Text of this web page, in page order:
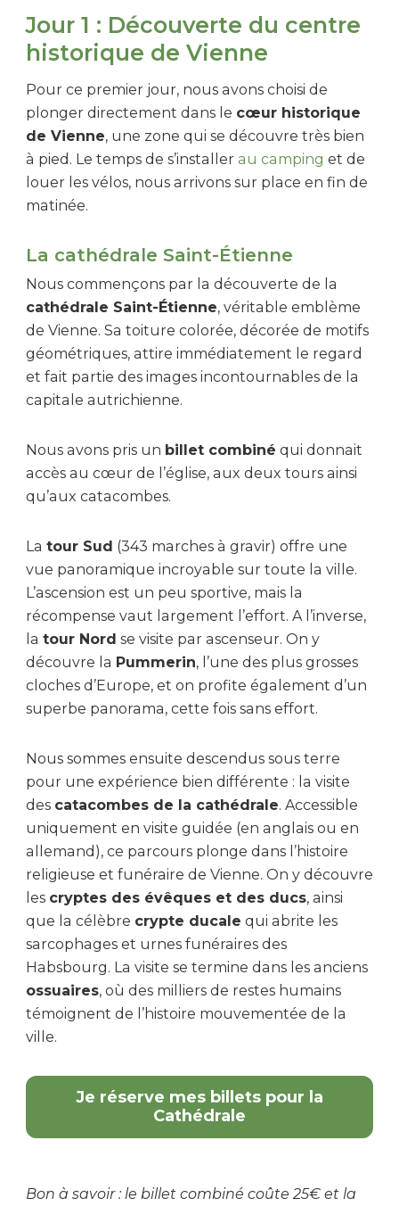
Jour 1 : Découverte du centre
historique de Vienne
Pour ce premier jour, nous avons choisi de
plonger directement dans le cœur historique
de Vienne, une zone qui se découvre très bien
à pied. Le temps de s’installer au camping et de
louer les vélos, nous arrivons sur place en fin de
matinée.
La cathédrale Saint-Étienne
Nous commençons par la découverte de la
cathédrale Saint-Étienne, véritable emblème
de Vienne. Sa toiture colorée, décorée de motifs
géométriques, attire immédiatement le regard
et fait partie des images incontournables de la
capitale autrichienne.
Nous avons pris un billet combiné qui donnait
accès au cœur de l’église, aux deux tours ainsi
qu’aux catacombes.
La tour Sud (343 marches à gravir) offre une
vue panoramique incroyable sur toute la ville.
L’ascension est un peu sportive, mais la
récompense vaut largement l’effort. A l’inverse,
la tour Nord se visite par ascenseur. On y
découvre la Pummerin, l’une des plus grosses
cloches d’Europe, et on profite également d’un
superbe panorama, cette fois sans effort.
Nous sommes ensuite descendus sous terre
pour une expérience bien différente : la visite
des catacombes de la cathédrale. Accessible
uniquement en visite guidée (en anglais ou en
allemand), ce parcours plonge dans l’histoire
religieuse et funéraire de Vienne. On y découvre
les cryptes des évêques et des ducs, ainsi
que la célèbre crypte ducale qui abrite les
sarcophages et urnes funéraires des
Habsbourg. La visite se termine dans les anciens
ossuaires, où des milliers de restes humains
témoignent de l’histoire mouvementée de la
ville.
Je réserve mes billets pour la
Cathédrale
Bon à savoir : le billet combiné coûte 25€ et la